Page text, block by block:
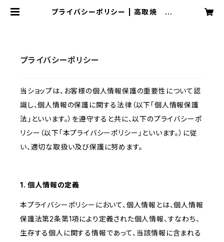
プライバシーポリシー | 高取焼 鬼
プライバシーポリシー
当ショップは、お客様の個人情報保護の重要性について認
識し、個人情報の保護に関する法律（以下「個人情報保護
法」といいます。）を遵守すると共に、以下のプライバシーポ
リシー（以下「本プライバシーポリシー」といいます。）に従
い、適切な取扱い及び保護に努めます。
1. 個人情報の定義
本プライバシーポリシーにおいて、個人情報とは、個人情報
保護法第2条第1項により定義された個人情報、すなわち、
生存する個人に関する情報であって、当該情報に含まれる